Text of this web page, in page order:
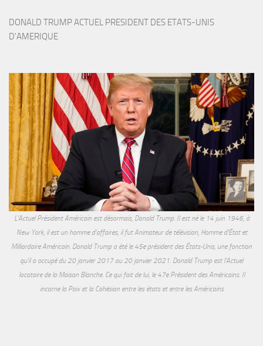
DONALD TRUMP ACTUEL PRESIDENT DES ETATS-UNIS
D'AMERIQUE
L'Actuel Président Américain est désormais, Donald Trump. Il est né le 14 juin 1946, à
New York, il est un homme d'affaires, il fut Animateur de télévision, Homme d'État et
Milliardaire Américain. Donald Trump a été le 45e président des États-Unis, une fonction
qu'il a occupé du 20 janvier 2017 au 20 janvier 2021. Donald Trump est l'Actuel
locataire de la Maison Blanche. Ce qui fait de lui, le 47e Président des Américains. Il
incarne la Paix et la Cohésion entre les états et entre les Américains